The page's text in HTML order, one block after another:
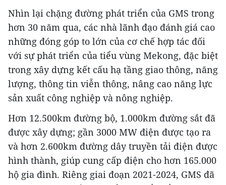
Nhìn lại chặng đường phát triển của GMS trong
hơn 30 năm qua, các nhà lãnh đạo đánh giá cao
những đóng góp to lớn của cơ chế hợp tác đối
với sự phát triển của tiểu vùng Mekong, đặc biệt
trong xây dựng kết cấu hạ tầng giao thông, năng
lượng, thông tin viễn thông, nâng cao năng lực
sản xuất công nghiệp và nông nghiệp.
Hơn 12.500km đường bộ, 1.000km đường sắt đã
được xây dựng; gần 3000 MW điện được tạo ra
và hơn 2.600km đường dây truyền tải điện được
hình thành, giúp cung cấp điện cho hơn 165.000
hộ gia đình. Riêng giai đoạn 2021-2024, GMS đã